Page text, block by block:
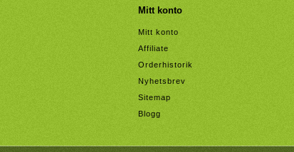
Mitt konto
Mitt konto
Affiliate
Orderhistorik
Nyhetsbrev
Sitemap
Blogg